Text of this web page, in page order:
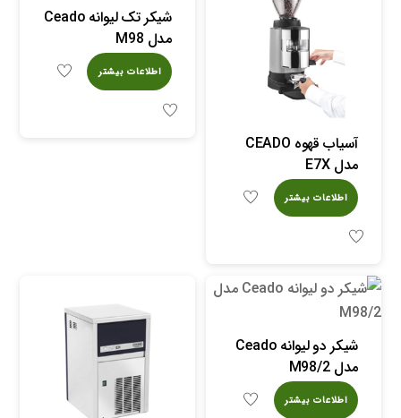
آسیاب قهوه CEADO
مدل E7X
اطلاعات بیشتر
شیکر تک لیوانه Ceado
مدل M98
اطلاعات بیشتر
شیکر دو لیوانه Ceado
مدل M98/2
اطلاعات بیشتر